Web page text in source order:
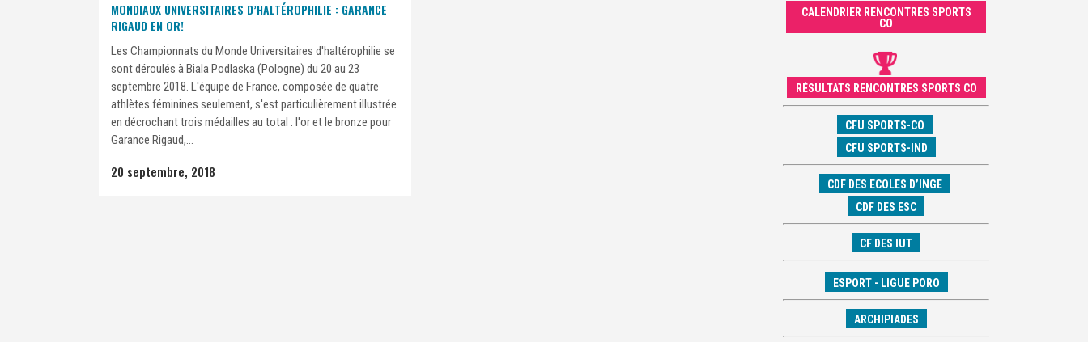
MONDIAUX UNIVERSITAIRES D’HALTÉROPHILIE : GARANCE
RIGAUD EN OR!
Les Championnats du Monde Universitaires d'haltérophilie se
sont déroulés à Biala Podlaska (Pologne) du 20 au 23
septembre 2018. L'équipe de France, composée de quatre
athlètes féminines seulement, s'est particulièrement illustrée
en décrochant trois médailles au total : l'or et le bronze pour
Garance Rigaud,...
20 septembre, 2018
CALENDRIER RENCONTRES SPORTS
CO
RÉSULTATS RENCONTRES SPORTS CO
CFU SPORTS-CO
CFU SPORTS-IND
CDF DES ECOLES D’INGE
CDF DES ESC
CF DES IUT
ESPORT - LIGUE PORO
ARCHIPIADES